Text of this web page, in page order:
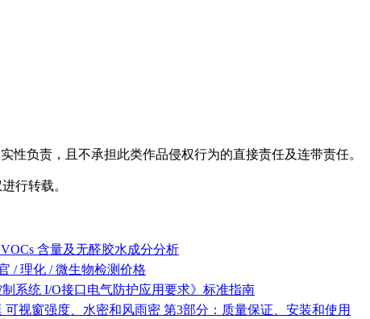
负责，且不承担此类作品侵权行为的直接责任及连带责任。
行转载。
含量及无醛胶水成分分析
/ 理化 / 微生物检测价格
制系统 I/O接口电气防护应用要求》标准指南
可视窗强度、水密和风雨密 第3部分：质量保证、安装和使用